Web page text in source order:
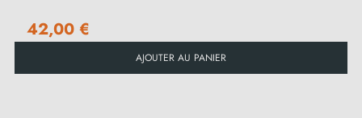
42,00 €
AJOUTER AU PANIER